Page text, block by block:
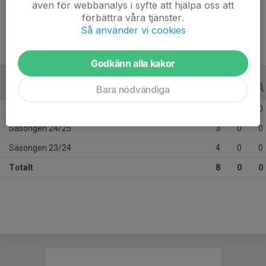
10 år
ALLA ÅR
0
Säsongen 24/25 3 0 0
Säsongen 23/24 4 0 0
Totalt 8 0 0
även för webbanalys i syfte att hjälpa oss att
förbättra våra tjänster.
Så använder vi cookies
Godkänn alla kakor
Bara nödvändiga